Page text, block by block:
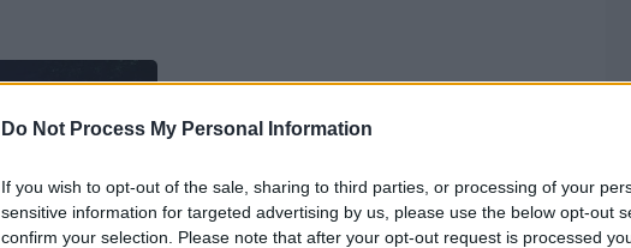
Do Not Process My Personal Information
If you wish to opt-out of the sale, sharing to third parties, or processing of your
sensitive information for targeted advertising by us, please use the below opt-out
confirm your selection. Please note that after your opt-out request is processed
Ελλάδα|22.08.2025 12:00
αυτοϊκανοποιήθηκε σε πάρκο
μπροστά σε νεαρά κορίτσια